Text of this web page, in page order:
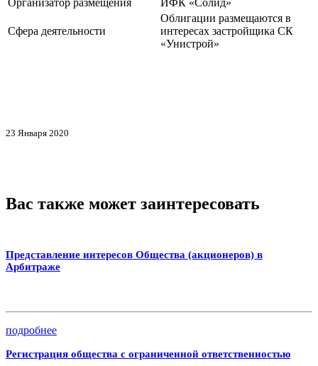
Сфера деятельности
Облигации размещаются в
интересах застройщика СК
«Унистрой»
23 Января 2020
Вас также может заинтересовать
Представление интересов Общества (акционеров) в
Арбитраже
подробнее
Регистрация общества с ограниченной ответственностью